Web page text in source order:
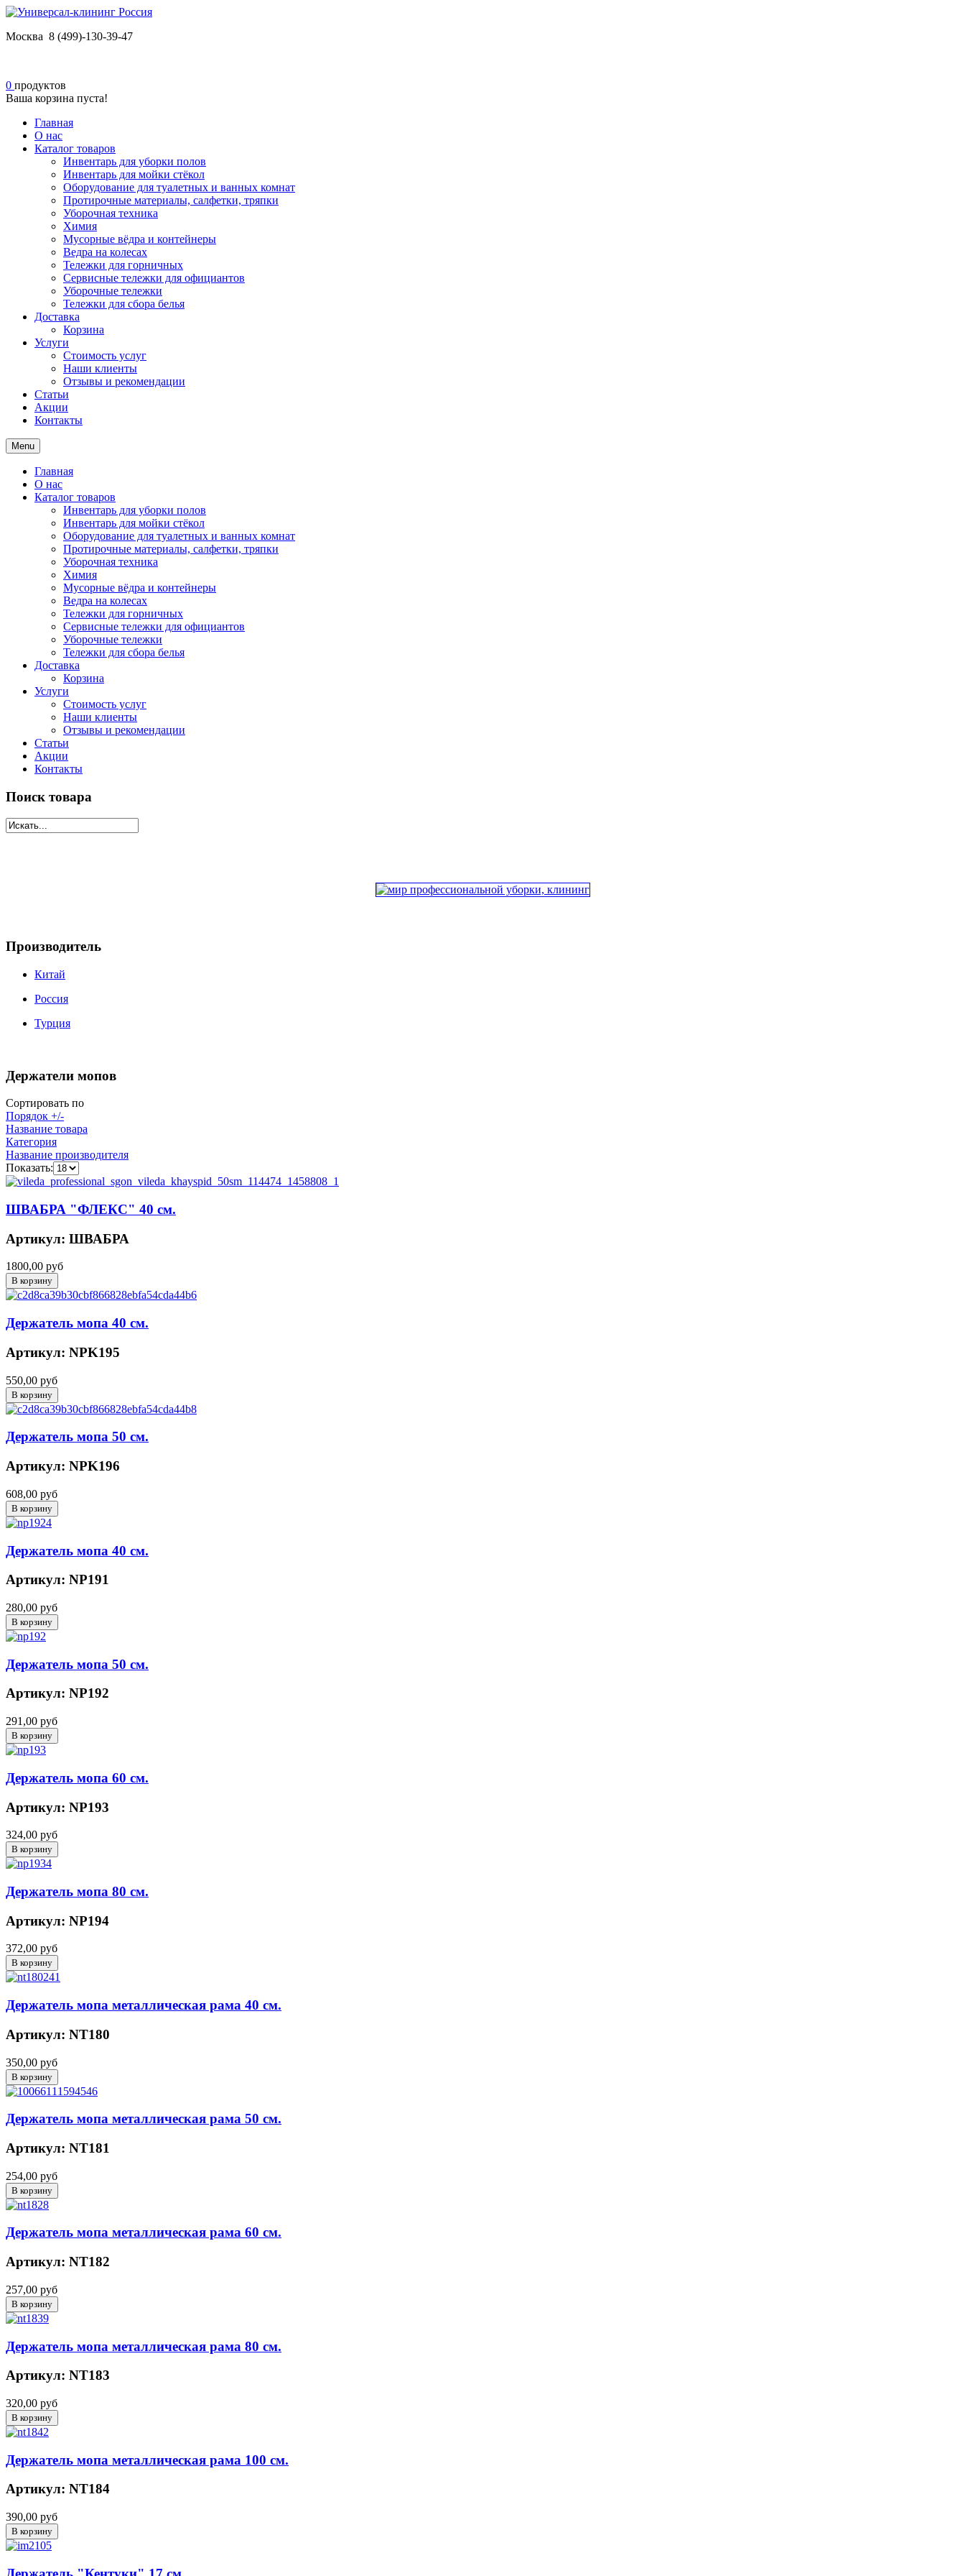
Москва 8 (499)-130-39-47
0 продуктов
Ваша корзина пуста!
Главная
О нас
Каталог товаров
Инвентарь для уборки полов
Инвентарь для мойки стёкол
Оборудование для туалетных и ванных комнат
Протирочные материалы, салфетки, тряпки
Уборочная техника
Химия
Мусорные вёдра и контейнеры
Ведра на колесах
Тележки для горничных
Сервисные тележки для официантов
Уборочные тележки
Тележки для сбора белья
Доставка
Корзина
Услуги
Стоимость услуг
Наши клиенты
Отзывы и рекомендации
Статьи
Акции
Контакты
Menu
Главная
О нас
Каталог товаров
Инвентарь для уборки полов
Инвентарь для мойки стёкол
Оборудование для туалетных и ванных комнат
Протирочные материалы, салфетки, тряпки
Уборочная техника
Химия
Мусорные вёдра и контейнеры
Ведра на колесах
Тележки для горничных
Сервисные тележки для официантов
Уборочные тележки
Тележки для сбора белья
Доставка
Корзина
Услуги
Стоимость услуг
Наши клиенты
Отзывы и рекомендации
Статьи
Акции
Контакты
Поиск товара
Производитель
Китай
Россия
Турция
Держатели мопов
Сортировать по
Порядок +/-
Название товара
Категория
Название производителя
Показать:
ШВАБРА "ФЛЕКС" 40 см.
Артикул: ШВАБРА
1800,00 руб
Держатель мопа 40 см.
Артикул: NPK195
550,00 руб
Держатель мопа 50 см.
Артикул: NPK196
608,00 руб
Держатель мопа 40 см.
Артикул: NP191
280,00 руб
Держатель мопа 50 см.
Артикул: NP192
291,00 руб
Держатель мопа 60 см.
Артикул: NP193
324,00 руб
Держатель мопа 80 см.
Артикул: NP194
372,00 руб
Держатель мопа металлическая рама 40 см.
Артикул: NT180
350,00 руб
Держатель мопа металлическая рама 50 см.
Артикул: NT181
254,00 руб
Держатель мопа металлическая рама 60 см.
Артикул: NT182
257,00 руб
Держатель мопа металлическая рама 80 см.
Артикул: NT183
320,00 руб
Держатель мопа металлическая рама 100 см.
Артикул: NT184
390,00 руб